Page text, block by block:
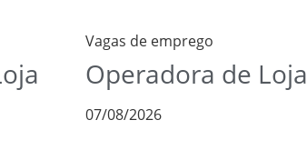
Vagas de emprego
Operadora de Loja
07/08/2026